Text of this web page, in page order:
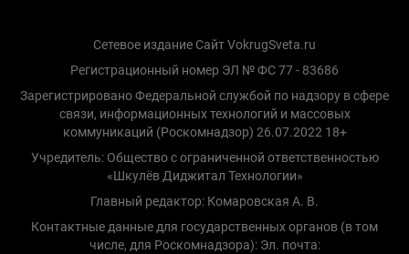
Сетевое издание Сайт VokrugSveta.ru
Регистрационный номер ЭЛ № ФС 77 - 83686
Зарегистрировано Федеральной службой по надзору в сфере
связи, информационных технологий и массовых
коммуникаций (Роскомнадзор) 26.07.2022 18+
Учредитель: Общество с ограниченной ответственностью
«Шкулёв Диджитал Технологии»
Главный редактор: Комаровская А. В.
Контактные данные для государственных органов (в том
числе, для Роскомнадзора): Эл. почта: